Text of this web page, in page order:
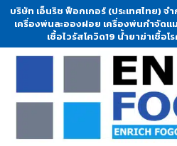
บริษัท เอ็นริช ฟ็อกเกอร์ (ประเทศไทย)
เครื่องพ่นละอองฝอย เครื่องพ่นกำจัด
เชื้อไวรัสโควิด19 น้ำยาฆ่าเชื้อโ